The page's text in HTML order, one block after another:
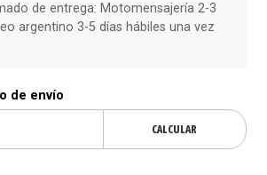
de entrega: Motomensajería 2-3
argentino 3-5 días hábiles una vez
de envío
CALCULAR